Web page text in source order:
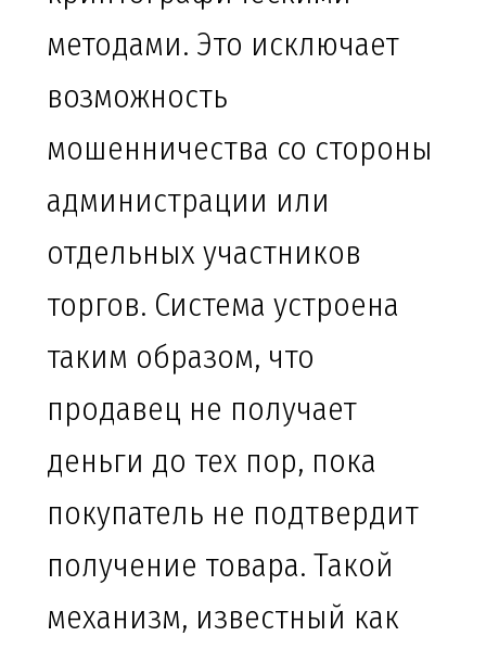
методами. Это исключает
возможность
мошенничества со стороны
администрации или
отдельных участников
торгов. Система устроена
таким образом, что
продавец не получает
деньги до тех пор, пока
покупатель не подтвердит
получение товара. Такой
механизм, известный как